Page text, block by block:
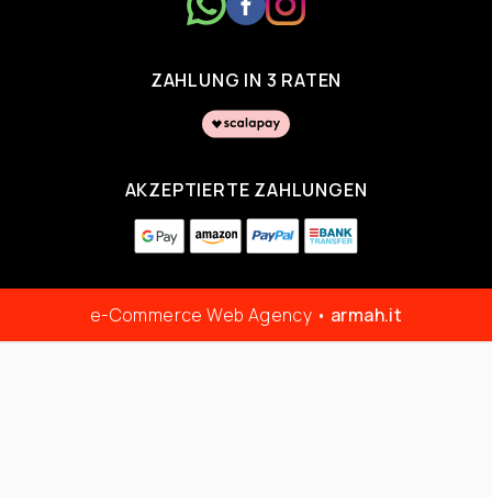
ZAHLUNG IN 3 RATEN
AKZEPTIERTE ZAHLUNGEN
e-Commerce Web Agency • armah.it